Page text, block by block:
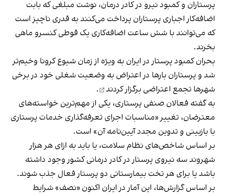
پرستاران و کمبود نیرو در کادر درمان، نوشت مبلغی که بابت
اضافه‌کار اجباری پرستاران پرداخت می‌کنند به قدری ناچیز است
که می‌توانند با شش ساعت اضافه‌کاری یک قوطی کنسرو ماهی
بخرند.
بحران کمبود پرستار در ایران به ویژه از زمان شیوع کرونا وخیم‌تر
شد و پرستاران بارها در اعتراض به وضعیت شغلی خود در برخی
شهرها تجمع اعتراضی برگزار کردند
.
به گفته فعالان صنفی پرستاری، یکی از مهم‌ترین خواسته‌های
معترضان، تغییر «مناسبات اجرای تعرفه‌گذاری خدمات پرستاری
با بازبینی و تدوین مجدد آیین‌نامه‌ آن» است.
بر اساس شاخص‌های نظام سلامت، یا باید به ازای هر هزار
شهروند سه نیروی پرستار در کادر درمانی کشور وجود داشته
باشد یا برای هر تخت بیمارستانی دو پرستار فعال جذب شوند.
بر اساس گزارش‌ها، این آمار در ایران اکنون «نصف» شرایط